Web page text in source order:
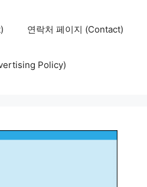
연락처 페이지 (Contact)
Policy)